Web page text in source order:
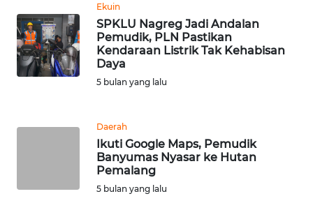
Ekuin
SPKLU Nagreg Jadi Andalan
Pemudik, PLN Pastikan
Kendaraan Listrik Tak Kehabisan
Daya
5 bulan yang lalu
Daerah
Ikuti Google Maps, Pemudik
Banyumas Nyasar ke Hutan
Pemalang
5 bulan yang lalu
SIBER
REDAKSI
Regional